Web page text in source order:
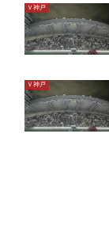
Ｖ神戸
Ｖ神戸